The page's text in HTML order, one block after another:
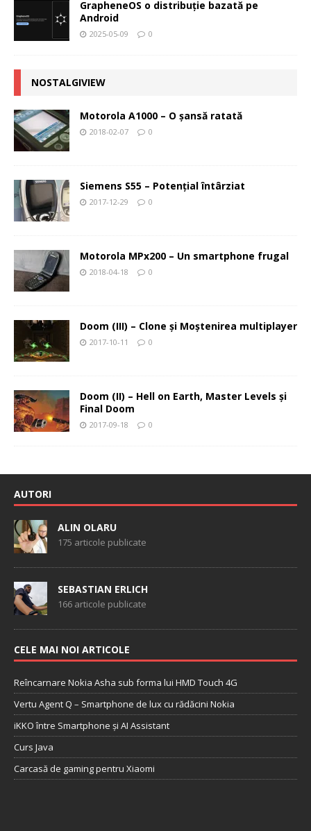
GrapheneOS o distribuție bazată pe
Android
2025-05-09 0
NOSTALGIVIEW
Motorola A1000 – O şansă ratată
2018-02-07 0
Siemens S55 – Potenţial întârziat
2017-12-29 0
Motorola MPx200 – Un smartphone frugal
2018-04-18 0
Doom (III) – Clone şi Moştenirea multiplayer
2017-10-11 0
Doom (II) – Hell on Earth, Master Levels şi
Final Doom
2017-09-18 0
AUTORI
ALIN OLARU
175 articole publicate
SEBASTIAN ERLICH
166 articole publicate
CELE MAI NOI ARTICOLE
Reîncarnare Nokia Asha sub forma lui HMD Touch 4G
Vertu Agent Q – Smartphone de lux cu rădăcini Nokia
iKKO între Smartphone și AI Assistant
Curs Java
Carcasă de gaming pentru Xiaomi